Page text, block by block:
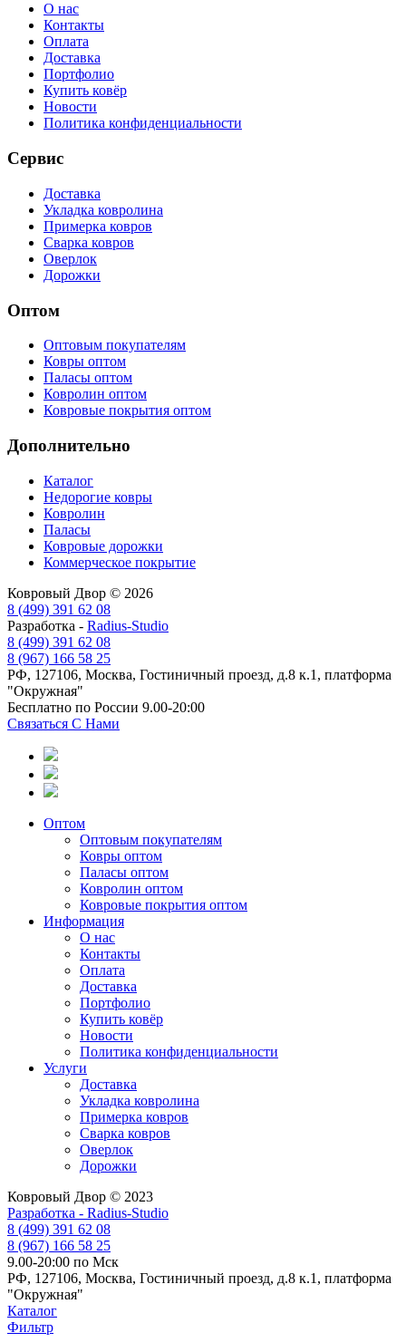
О нас
Контакты
Оплата
Доставка
Портфолио
Купить ковёр
Новости
Политика конфиденциальности
Сервис
Доставка
Укладка ковролина
Примерка ковров
Сварка ковров
Оверлок
Дорожки
Оптом
Оптовым покупателям
Ковры оптом
Паласы оптом
Ковролин оптом
Ковровые покрытия оптом
Дополнительно
Каталог
Недорогие ковры
Ковролин
Паласы
Ковровые дорожки
Коммерческое покрытие
Ковровый Двор © 2026
8 (499) 391 62 08
Разработка - Radius-Studio
8 (499) 391 62 08
8 (967) 166 58 25
РФ, 127106, Москва, Гостиничный проезд, д.8 к.1, платформа
"Окружная"
Бесплатно по России 9.00-20:00
Связаться С Нами
Оптом
Оптовым покупателям
Ковры оптом
Паласы оптом
Ковролин оптом
Ковровые покрытия оптом
Информация
О нас
Контакты
Оплата
Доставка
Портфолио
Купить ковёр
Новости
Политика конфиденциальности
Услуги
Доставка
Укладка ковролина
Примерка ковров
Сварка ковров
Оверлок
Дорожки
Ковровый Двор © 2023
Разработка - Radius-Studio
8 (499) 391 62 08
8 (967) 166 58 25
9.00-20:00 по Мск
РФ, 127106, Москва, Гостиничный проезд, д.8 к.1, платформа
"Окружная"
Каталог
Фильтр